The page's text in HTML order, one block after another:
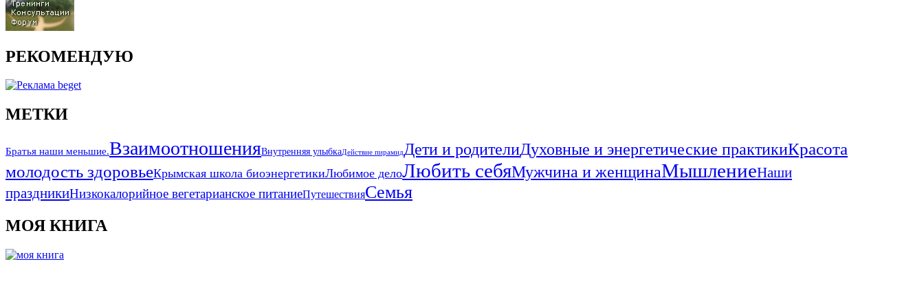
РЕКОМЕНДУЮ
МЕТКИ
Братья наши меньшие.ВзаимоотношенияВнутренняя улыбкаДействие пирамидДети и родителиДуховные и энергетические практикиКрасота
молодость здоровьеКрымская школа биоэнергетикиЛюбимое делоЛюбить себяМужчина и женщинаМышлениеНаши
праздникиНизкокалорийное вегетарианское питаниеПутешествияСемья
МОЯ КНИГА